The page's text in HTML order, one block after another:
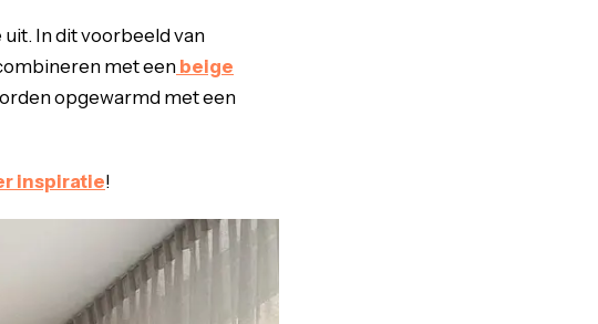
In dit voorbeeld van
met eenbeige
opgewarmd met een
inspiratie!